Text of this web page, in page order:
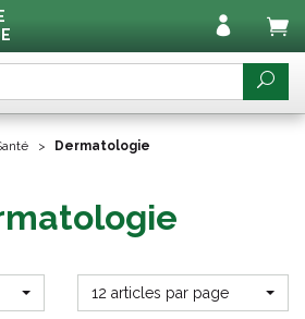
Dermatologie
12 articles par page